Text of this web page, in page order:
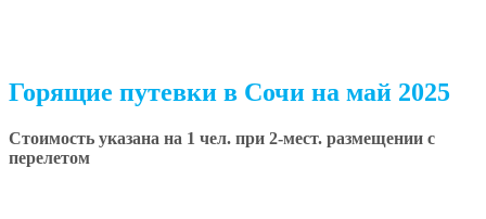
Горящие путевки в Сочи на май 2025
Стоимость указана на 1 чел. при 2-мест. размещении с
перелетом